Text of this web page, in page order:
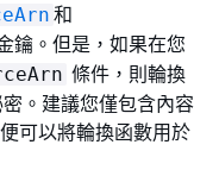
和
鑰。但是，如果在您
條件，則輪換
。建議您僅包含內容
便可以將輪換函數用於